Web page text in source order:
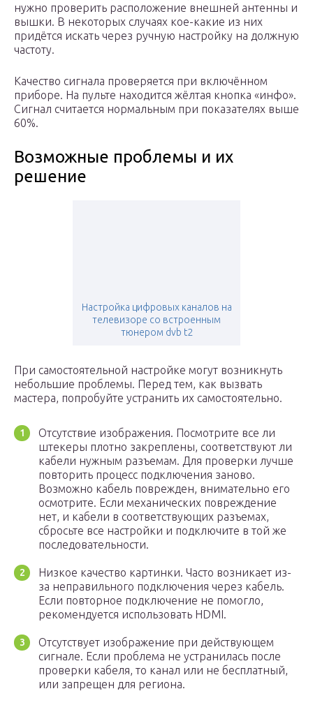
нужно проверить расположение внешней антенны и
вышки. В некоторых случаях кое-какие из них
придётся искать через ручную настройку на должную
частоту.
Качество сигнала проверяется при включённом
приборе. На пульте находится жёлтая кнопка «инфо».
Сигнал считается нормальным при показателях выше
60%.
Возможные проблемы и их
решение
Настройка цифровых каналов на
телевизоре со встроенным
тюнером dvb t2
При самостоятельной настройке могут возникнуть
небольшие проблемы. Перед тем, как вызвать
мастера, попробуйте устранить их самостоятельно.
Отсутствие изображения. Посмотрите все ли
штекеры плотно закреплены, соответствуют ли
кабели нужным разъемам. Для проверки лучше
повторить процесс подключения заново.
Возможно кабель поврежден, внимательно его
осмотрите. Если механических повреждение
нет, и кабели в соответствующих разъемах,
сбросьте все настройки и подключите в той же
последовательности.
Низкое качество картинки. Часто возникает из-
за неправильного подключения через кабель.
Если повторное подключение не помогло,
рекомендуется использовать HDMI.
Отсутствует изображение при действующем
сигнале. Если проблема не устранилась после
проверки кабеля, то канал или не бесплатный,
или запрещен для региона.